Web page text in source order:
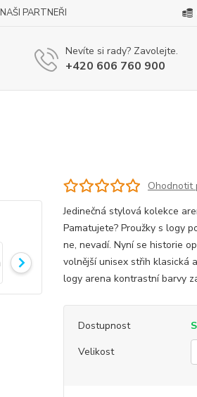
NAŠI PARTNEŘI
Nevíte si rady? Zavolejte.
+420 606 760 900
Ohodnotit
Jedinečná stylová kolekce
Pamatujete? Proužky s logy
ne, nevadí. Nyní se historie
volnější unisex střih klasická
logy arena kontrastní barvy
Dostupnost
Velikost